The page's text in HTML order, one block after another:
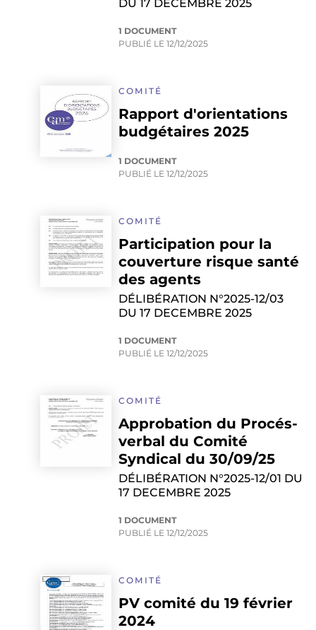
DU 17 DECEMBRE 2025
1 DOCUMENT
PUBLIÉ LE12/12/2025
COMITÉ
Rapport d'orientations
budgétaires 2025
1 DOCUMENT
PUBLIÉ LE12/12/2025
COMITÉ
Participation pour la
couverture risque santé
des agents
DÉLIBÉRATION N°2025-12/03
DU 17 DECEMBRE 2025
1 DOCUMENT
PUBLIÉ LE12/12/2025
COMITÉ
Approbation du Procés-
verbal du Comité
Syndical du 30/09/25
DÉLIBÉRATION N°2025-12/01 DU
17 DECEMBRE 2025
1 DOCUMENT
PUBLIÉ LE12/12/2025
COMITÉ
PV comité du 19 février
2024